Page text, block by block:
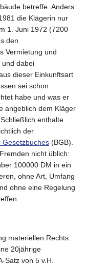
betreffe. Anders
die Klägerin nur
1. Juni 1972 (7200
den
Vermietung und
und dabei
dieser Einkunftsart
sei schon
habe und was er
angeblich dem Kläger
enthalte
der
Gesetzbuches (BGB).
nicht üblich:
100000 DM in ein
ohne Art, Umfang
ohne eine Regelung
materiellen Rechts.
20jährige
Satz von 5 v.H.